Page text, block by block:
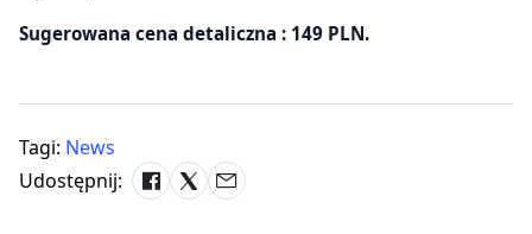
Sugerowana cena detaliczna : 149 PLN.
Tagi: News
Udostępnij: